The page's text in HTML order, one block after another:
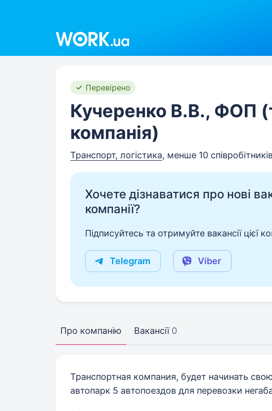
Перевірено
Кучеренко В.В., ФОП
компанія)
Транспорт, логістика, менше 10
Хочете дізнаватися про нові
компанії?
Підписуйтесь та отримуйте вакансії цієї
Telegram Viber
Про компанію Вакансії 0
Транспортная компания, будет начинать
автопарк 5 автопоездов для перевозки